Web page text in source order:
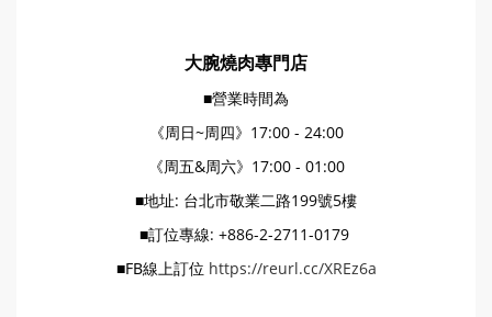
大腕燒肉專門店
■營業時間為
《周日~周四》17:00 - 24:00
《周五&周六》17:00 - 01:00
■地址: 台北市敬業二路199號5樓
■訂位專線: +886-2-2711-0179
■FB線上訂位 https://reurl.cc/XREz6a